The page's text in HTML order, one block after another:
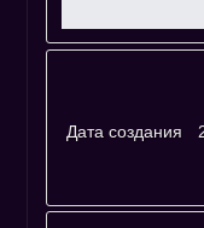
Дата создания